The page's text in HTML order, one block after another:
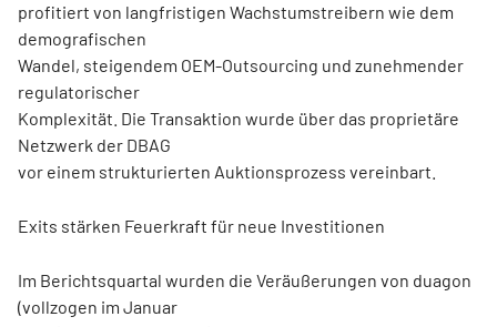
profitiert von langfristigen Wachstumstreibern wie dem
demografischen
Wandel, steigendem OEM-Outsourcing und zunehmender
regulatorischer
Komplexität. Die Transaktion wurde über das proprietäre
Netzwerk der DBAG
vor einem strukturierten Auktionsprozess vereinbart.
Exits stärken Feuerkraft für neue Investitionen
Im Berichtsquartal wurden die Veräußerungen von duagon
(vollzogen im Januar